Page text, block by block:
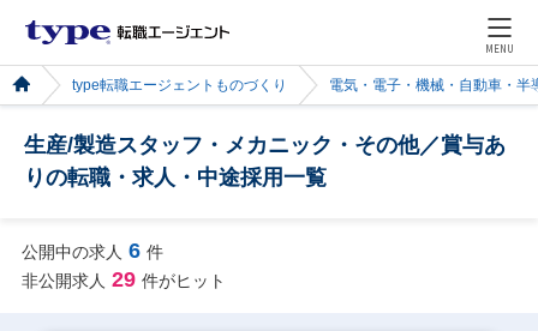
MENU
type転職エージェントものづくり 電気・電子・機械・自動車・半
生産/製造スタッフ・メカニック・その他／賞与あ
りの転職・求人・中途採用一覧
公開中の求人 6 件
非公開求人 29 件がヒット